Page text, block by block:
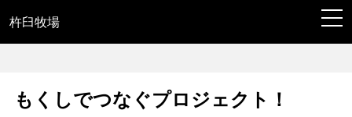
杵臼牧場
もくしでつなぐプロジェクト！